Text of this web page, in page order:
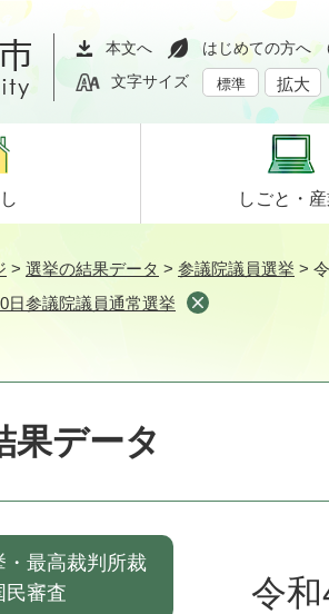
本文へ はじめての方へ
文字サイズ
標準 拡大
しごと・
> 選挙の結果データ > 参議院議員選挙 >
日参議院議員通常選挙
果データ
令
最高裁判所裁
民審査